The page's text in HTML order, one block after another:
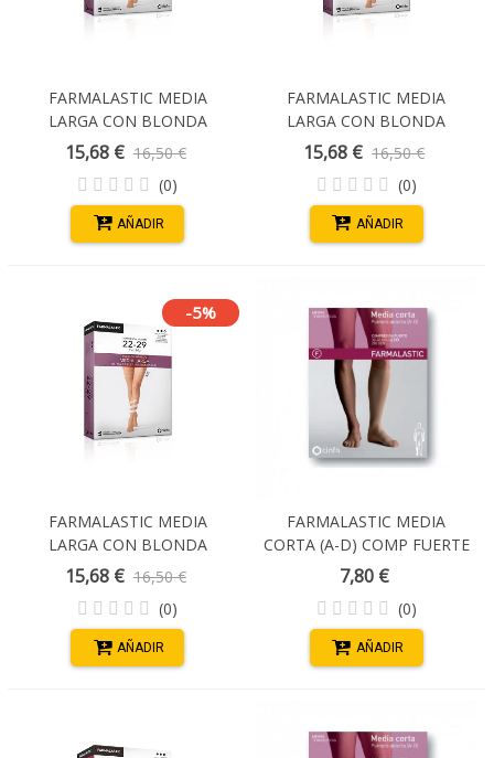
FARMALASTIC MEDIA
LARGA CON BLONDA
COMP NORMAL (22-29 MM
HG) NEGRA T/REINA
15,68 € 16,50 €
(0)
AÑADIR
FARMALASTIC MEDIA
LARGA CON BLONDA
COMP NORMAL (22-29 MM
HG) CAPUCHINO
T/E.GRANDE
15,68 € 16,50 €
(0)
AÑADIR
-5%
FARMALASTIC MEDIA
LARGA CON BLONDA
COMP NORMAL (22-29 MM
HG) CAPUCHINO T/REINA
15,68 € 16,50 €
(0)
AÑADIR
FARMALASTIC MEDIA
CORTA (A-D) COMP FUERTE
PUNTERA ABIERTA T/M
7,80 €
(0)
AÑADIR